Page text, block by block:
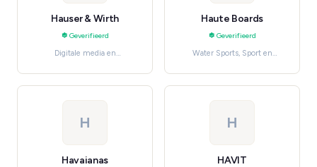
Hauser & Wirth
Geverifieerd
Digitale media en
Shows
Haute Boards
Geverifieerd
Water Sports, Sport en
H
Havaianas
H
HAVIT